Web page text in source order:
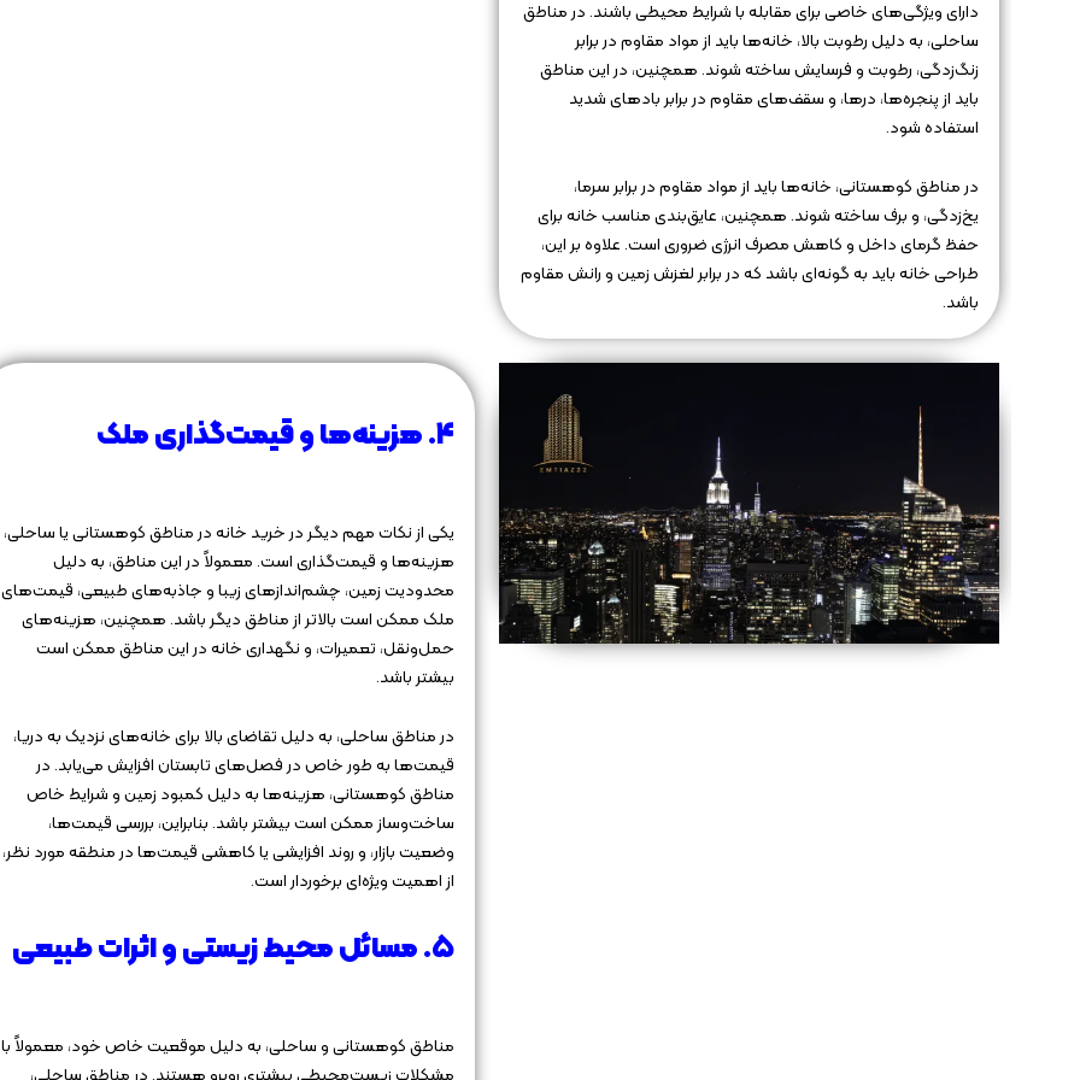
دارای ویژگی‌های خاصی برای مقابله با شرایط محیطی باشند. در مناطق
ساحلی، به دلیل رطوبت بالا، خانه‌ها باید از مواد مقاوم در برابر
زنگ‌زدگی، رطوبت و فرسایش ساخته شوند. همچنین، در این مناطق
باید از پنجره‌ها، درها، و سقف‌های مقاوم در برابر بادهای شدید
استفاده شود.
در مناطق کوهستانی، خانه‌ها باید از مواد مقاوم در برابر سرما،
یخ‌زدگی، و برف ساخته شوند. همچنین، عایق‌بندی مناسب خانه برای
حفظ گرمای داخل و کاهش مصرف انرژی ضروری است. علاوه بر این،
طراحی خانه باید به گونه‌ای باشد که در برابر لغزش زمین و رانش مقاوم
باشد.
۴. هزینه‌ها و قیمت‌گذاری ملک
یکی از نکات مهم دیگر در خرید خانه در مناطق کوهستانی یا ساحلی،
هزینه‌ها و قیمت‌گذاری است. معمولاً در این مناطق، به دلیل
محدودیت زمین، چشم‌اندازهای زیبا و جاذبه‌های طبیعی، قیمت‌های
ملک ممکن است بالاتر از مناطق دیگر باشد. همچنین، هزینه‌های
حمل‌ونقل، تعمیرات، و نگهداری خانه در این مناطق ممکن است
بیشتر باشد.
در مناطق ساحلی، به دلیل تقاضای بالا برای خانه‌های نزدیک به دریا،
قیمت‌ها به طور خاص در فصل‌های تابستان افزایش می‌یابد. در
مناطق کوهستانی، هزینه‌ها به دلیل کمبود زمین و شرایط خاص
ساخت‌وساز ممکن است بیشتر باشد. بنابراین، بررسی قیمت‌ها،
وضعیت بازار، و روند افزایشی یا کاهشی قیمت‌ها در منطقه مورد نظر،
از اهمیت ویژه‌ای برخوردار است.
۵. مسائل محیط زیستی و اثرات طبیعی
مناطق کوهستانی و ساحلی، به دلیل موقعیت خاص خود، معمولاً با